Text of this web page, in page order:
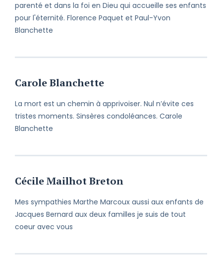
parenté et dans la foi en Dieu qui accueille ses enfants
pour l'éternité. Florence Paquet et Paul-Yvon
Blanchette
Carole Blanchette
La mort est un chemin à apprivoiser. Nul n’évite ces
tristes moments. Sinsères condoléances. Carole
Blanchette
Cécile Mailhot Breton
Mes sympathies Marthe Marcoux aussi aux enfants de
Jacques Bernard aux deux familles je suis de tout
coeur avec vous